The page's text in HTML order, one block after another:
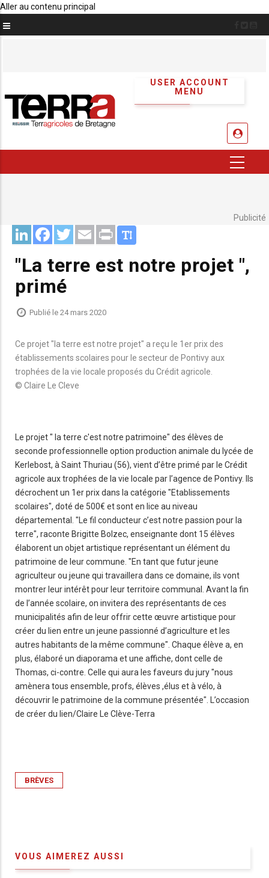
Aller au contenu principal
USER ACCOUNT
MENU
Publicité
"La terre est notre projet ",
primé
Publié le 24 mars 2020
Ce projet "la terre est notre projet" a reçu le 1er prix des
établissements scolaires pour le secteur de Pontivy aux
trophées de la vie locale proposés du Crédit agricole.
© Claire Le Cleve
Le projet " la terre c'est notre patrimoine" des élèves de
seconde professionnelle option production animale du lycée de
Kerlebost, à Saint Thuriau (56), vient d’être primé par le Crédit
agricole aux trophées de la vie locale par l’agence de Pontivy. Ils
décrochent un 1er prix dans la catégorie "Etablissements
scolaires", doté de 500€ et sont en lice au niveau
départemental. "Le fil conducteur c’est notre passion pour la
terre", raconte Brigitte Bolzec, enseignante dont 15 élèves
élaborent un objet artistique représentant un élément du
patrimoine de leur commune. "En tant que futur jeune
agriculteur ou jeune qui travaillera dans ce domaine, ils vont
montrer leur intérêt pour leur territoire communal. Avant la fin
de l’année scolaire, on invitera des représentants de ces
municipalités afin de leur offrir cette œuvre artistique pour
créer du lien entre un jeune passionné d’agriculture et les
autres habitants de la même commune". Chaque élève a, en
plus, élaboré un diaporama et une affiche, dont celle de
Thomas, ci-contre. Celle qui aura les faveurs du jury "nous
amènera tous ensemble, profs, élèves ,élus et à vélo, à
découvrir le patrimoine de la commune présentée". L’occasion
de créer du lien/Claire Le Clève-Terra
BRÈVES
VOUS AIMEREZ AUSSI